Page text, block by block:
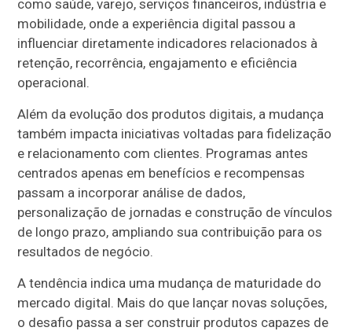
como saúde, varejo, serviços financeiros, indústria e
mobilidade, onde a experiência digital passou a
influenciar diretamente indicadores relacionados à
retenção, recorrência, engajamento e eficiência
operacional.
Além da evolução dos produtos digitais, a mudança
também impacta iniciativas voltadas para fidelização
e relacionamento com clientes. Programas antes
centrados apenas em benefícios e recompensas
passam a incorporar análise de dados,
personalização de jornadas e construção de vínculos
de longo prazo, ampliando sua contribuição para os
resultados de negócio.
A tendência indica uma mudança de maturidade do
mercado digital. Mais do que lançar novas soluções,
o desafio passa a ser construir produtos capazes de